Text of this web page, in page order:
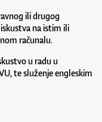
ili drugog
na istim ili
računalu.
u radu u
te služenje engleskim